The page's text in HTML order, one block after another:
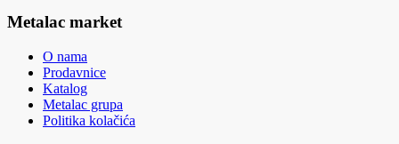
Metalac market
O nama
Prodavnice
Katalog
Metalac grupa
Politika kolačića